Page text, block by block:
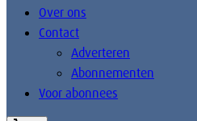
Over ons
Contact
Adverteren
Abonnementen
Voor abonnees